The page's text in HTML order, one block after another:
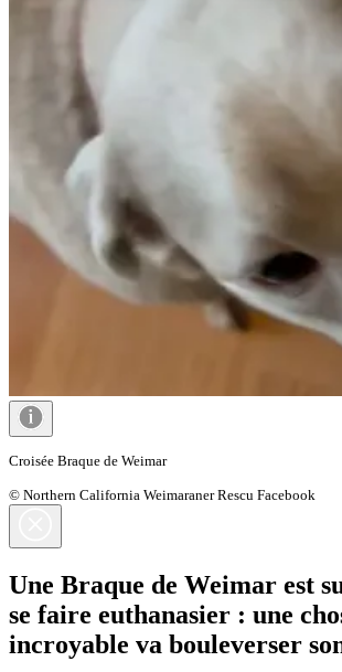
Croisée Braque de Weimar
© Northern California Weimaraner Rescu Facebook
Une Braque de Weimar est
se faire euthanasier : une
incroyable va bouleverser